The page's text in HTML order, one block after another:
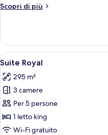
Scopri di più
Altri
Presidenziale
Apri
tutte
le
foto
per
Suite
Royal
7
Suite Royal
295 m²
3 camere
Per 5 persone
1 letto king
Wi-Fi gratuito